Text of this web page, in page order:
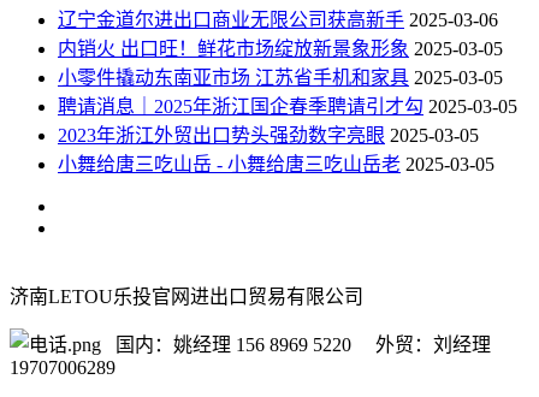
辽宁金道尔进出口商业无限公司获高新手 2025-03-06
内销火 出口旺！鲜花市场绽放新景象形象 2025-03-05
小零件撬动东南亚市场 江苏省手机和家具 2025-03-05
聘请消息｜2025年浙江国企春季聘请引才勾 2025-03-05
2023年浙江外贸出口势头强劲数字亮眼 2025-03-05
小舞给唐三吃山岳 - 小舞给唐三吃山岳老 2025-03-05
济南LETOU乐投官网进出口贸易有限公司
国内：姚经理 156 8969 5220 外贸：刘经理
19707006289